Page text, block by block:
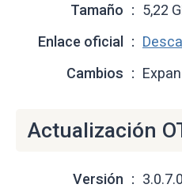
Tamaño
5,22
Enlace oficial
Cambios
Actualización
Versión